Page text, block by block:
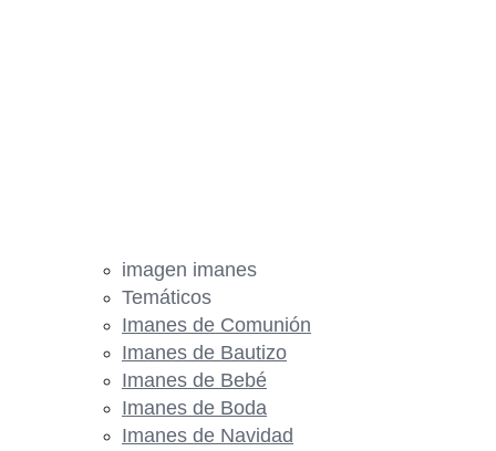
imagen imanes
Temáticos
Imanes de Comunión
Imanes de Bautizo
Imanes de Bebé
Imanes de Boda
Imanes de Navidad